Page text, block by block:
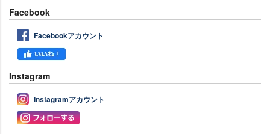
Facebook
Facebookアカウント
Instagram
Instagramアカウント